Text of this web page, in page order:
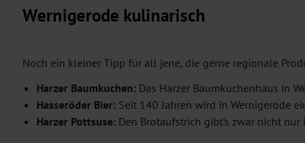
Wernigerode kulinarisch
Noch ein kleiner Tipp für all jene, die gerne regionale
Harzer Baumkuchen: Das Harzer Baumkuchenhaus in
Hasseröder Bier: Seit 140 Jahren wird in Wernigerode
Harzer Pottsuse: Den Brotaufstrich gibt’s zwar nicht